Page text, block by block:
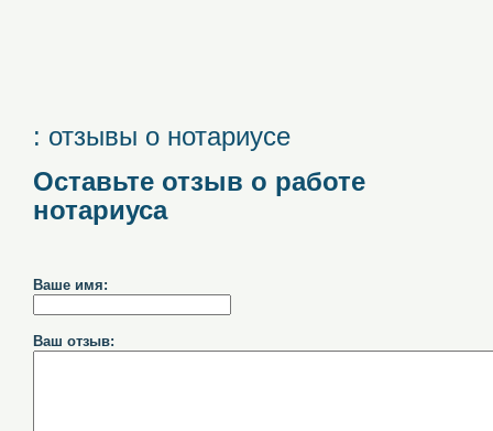
: отзывы о нотариусе
Оставьте отзыв о работе
нотариуса
Ваше имя:
Ваш отзыв: